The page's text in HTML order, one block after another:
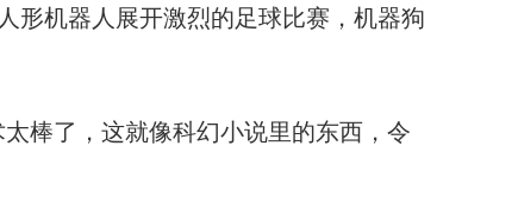
形机器人展开激烈的足球比赛，机器狗
棒了，这就像科幻小说里的东西，令